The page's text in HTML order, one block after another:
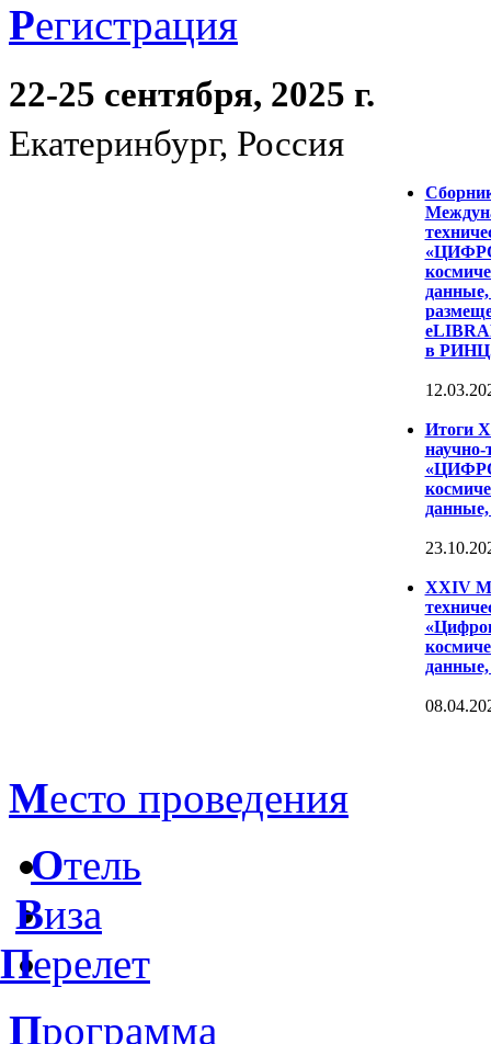
Регистрация
22-25 сентября, 2025 г.
Екатеринбург, Россия
данные,
в
Итоги
научно-
данные,
XXIV
данные,
Место проведения
Отель
Виза
Перелет
Программа